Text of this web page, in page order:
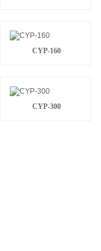
CYP-160
CYP-300